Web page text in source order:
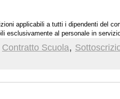
applicabili a tutti i dipendenti del
esclusivamente al personale in
artistica, musicale e coreutica;
e sperimentazione
Contratto Scuola,